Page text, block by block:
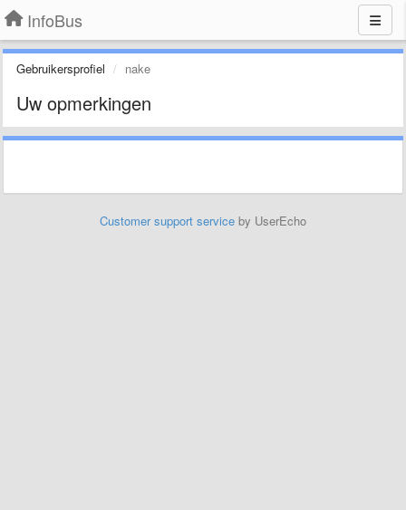
InfoBus
Gebruikersprofiel nake
Uw opmerkingen
Customer support service by UserEcho